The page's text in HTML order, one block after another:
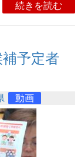
続きを読む
予定者
動画